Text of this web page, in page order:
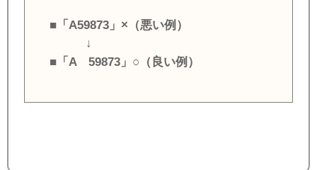
■「A59873」×（悪い例）
↓
■「A 59873」○（良い例）